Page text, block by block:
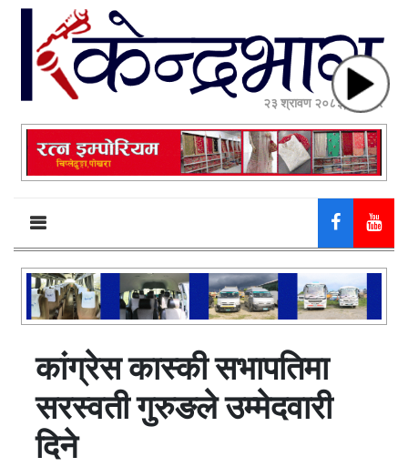
२३ श्रावण २०८३, शनिबार
कांग्रेस कास्की सभापतिमा
सरस्वती गुरुङले उम्मेदवारी
दिने